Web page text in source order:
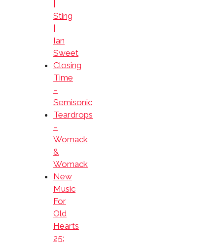
Sting
Ian
Sweet
Closing
Time
–
Semisonic
Teardrops
–
Womack
&
Womack
New
Music
For
Old
Hearts
25: